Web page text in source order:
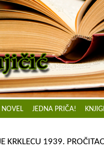
NOVEL JEDNA PRIČA!
KRKLECU 1939.